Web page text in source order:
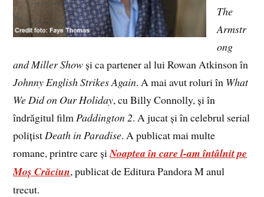
The
Armstr
ong
and Miller Show și ca partener al lui Rowan Atkinson în
Johnny English Strikes Again. A mai avut roluri în What
We Did on Our Holiday, cu Billy Connolly, și în
îndrăgitul film Paddington 2. A jucat și în celebrul serial
polițist Death in Paradise. A publicat mai multe
romane, printre care șiNoaptea în care l-am întâlnit pe
Moș Crăciun, publicat de Editura Pandora M anul
trecut.